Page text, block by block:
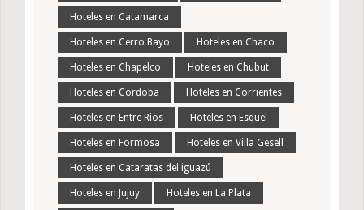
Hoteles en Catamarca
Hoteles en Cerro Bayo Hoteles en Chaco
Hoteles en Chapelco Hoteles en Chubut
Hoteles en Cordoba Hoteles en Corrientes
Hoteles en Entre Rios Hoteles en Esquel
Hoteles en Formosa Hoteles en Villa Gesell
Hoteles en Cataratas del iguazú
Hoteles en Jujuy Hoteles en La Plata